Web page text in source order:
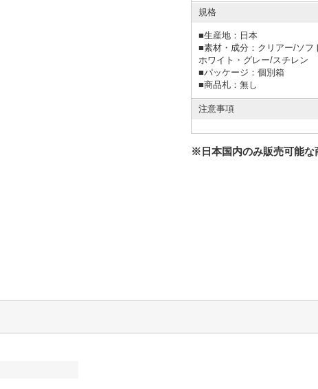
規格
■生産地：日本
■素材・成分：クリアー/ソフ
ホワイト・グレー/スチレン
■パッケージ：個別箱
■商品札：無し
注意事項
※日本国内のみ販売可能な